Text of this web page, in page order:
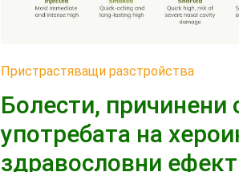
Пристрастяващи разстройства
Болести, причинени
употребата на
здравословни